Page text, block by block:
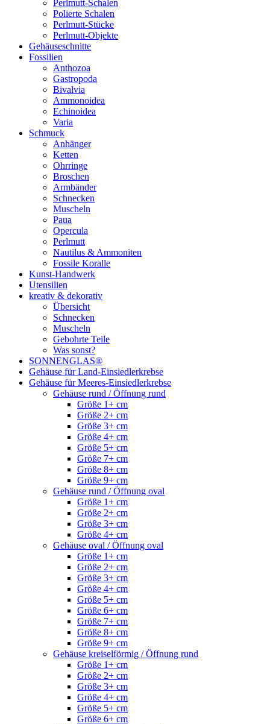
Perlmutt-Schalen
Polierte Schalen
Perlmutt-Stücke
Perlmutt-Objekte
Gehäuseschnitte
Fossilien
Anthozoa
Gastropoda
Bivalvia
Ammonoidea
Echinoidea
Varia
Schmuck
Anhänger
Ketten
Ohrringe
Broschen
Armbänder
Schnecken
Muscheln
Paua
Opercula
Perlmutt
Nautilus & Ammoniten
Fossile Koralle
Kunst-Handwerk
Utensilien
kreativ & dekorativ
Übersicht
Schnecken
Muscheln
Gebohrte Teile
Was sonst?
SONNENGLAS®
Gehäuse für Land-Einsiedlerkrebse
Gehäuse für Meeres-Einsiedlerkrebse
Gehäuse rund / Öffnung rund
Größe 1+ cm
Größe 2+ cm
Größe 3+ cm
Größe 4+ cm
Größe 5+ cm
Größe 7+ cm
Größe 8+ cm
Größe 9+ cm
Gehäuse rund / Öffnung oval
Größe 1+ cm
Größe 2+ cm
Größe 3+ cm
Größe 4+ cm
Gehäuse oval / Öffnung oval
Größe 1+ cm
Größe 2+ cm
Größe 3+ cm
Größe 4+ cm
Größe 5+ cm
Größe 6+ cm
Größe 7+ cm
Größe 8+ cm
Größe 9+ cm
Gehäuse kreiselförmig / Öffnung rund
Größe 1+ cm
Größe 2+ cm
Größe 3+ cm
Größe 4+ cm
Größe 5+ cm
Größe 6+ cm